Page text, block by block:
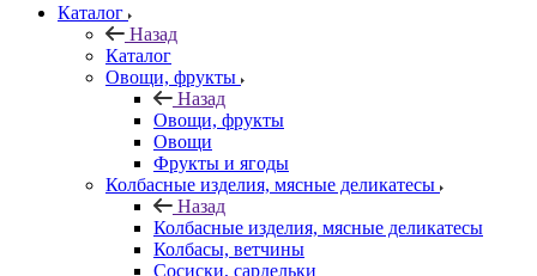
Каталог
Назад
Каталог
Овощи, фрукты
Назад
Овощи, фрукты
Овощи
Фрукты и ягоды
Колбасные изделия, мясные деликатесы
Назад
Колбасные изделия, мясные деликатесы
Колбасы, ветчины
Сосиски, сардельки